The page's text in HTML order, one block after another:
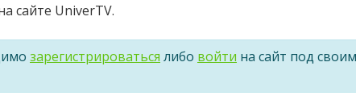
сайте UniverTV.
зарегистрироваться либо войти на сайт под своим